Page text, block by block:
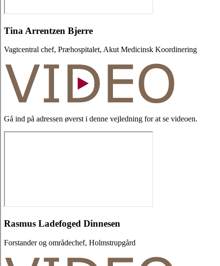
Tina Arrentzen Bjerre
Vagtcentral chef, Præhospitalet, Akut Medicinsk Koordinering
Gå ind på adressen øverst i denne vejledning for at se videoen.
Rasmus Ladefoged Dinnesen
Forstander og områdechef, Holmstrupgård